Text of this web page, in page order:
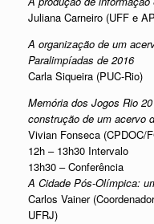
Juliana Carneiro (UFF e
A organização de um
Paralimpíadas de 2016
Carla Siqueira (PUC-Rio)
Memória dos Jogos Rio
construção de um acervo
Vivian Fonseca (CPDOC/
12h – 13h30 Intervalo
13h30 – Conferência
A Cidade Pós-Olímpica:
Carlos Vainer
UFRJ)